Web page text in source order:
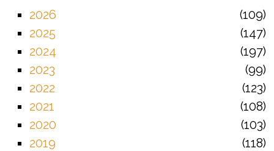
2026
109
2025
147
2024
197
2023
99
2022
123
2021
108
2020
103
2019
118